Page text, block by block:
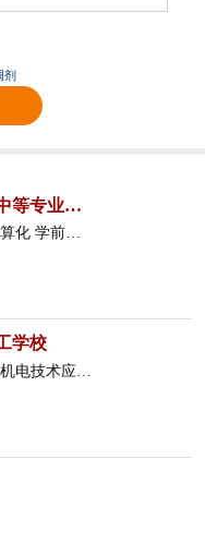
剂
重庆光华女子职业中等专业学校
学前教育
学校
数控技术应用